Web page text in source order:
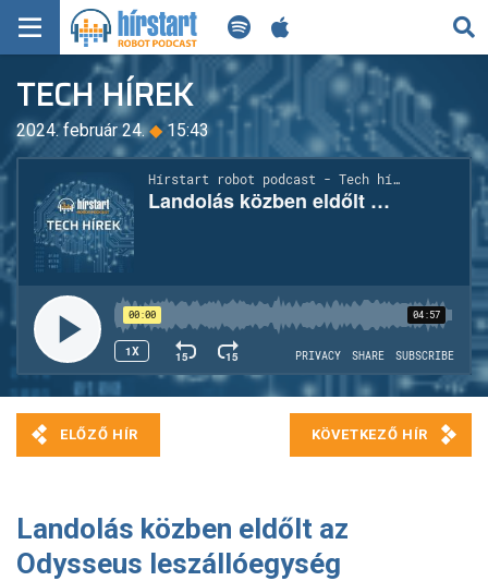
KERESÉS
KEZDŐLAP
FRISS HÍREK
TECH HÍREK
FILM-ZENE-SZÓRAKOZÁS
PLAYLIST
MI AZ A ROBOT PODCAST?
TECH HÍREK
2024. február 24.◆ 15:43
Landolás közben eldőlt az
Odysseus leszállóegység